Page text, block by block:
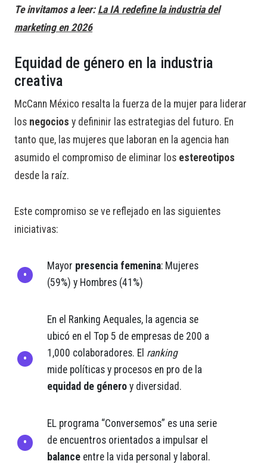
Te invitamos a leer: La IA redefine la industria del
marketing en 2026
Equidad de género en la industria
creativa
McCann México resalta la fuerza de la mujer para liderar
los negocios y defininir las estrategias del futuro. En
tanto que, las mujeres que laboran en la agencia han
asumido el compromiso de eliminar los estereotipos
desde la raíz.
Este compromiso se ve reflejado en las siguientes
iniciativas:
Mayor presencia femenina: Mujeres
(59%) y Hombres (41%)
En el Ranking Aequales, la agencia se
ubicó en el Top 5 de empresas de 200 a
1,000 colaboradores. El ranking
mide políticas y procesos en pro de la
equidad de género y diversidad.
EL programa “Conversemos” es una serie
de encuentros orientados a impulsar el
balance entre la vida personal y laboral.